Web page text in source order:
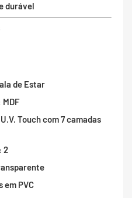
durável
de Estar
MDF
Touch com 7 camadas
2
em PVC